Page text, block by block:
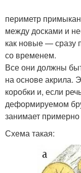
периметр
между досками и
как новые — сразу
со временем.
Все они должны
на основе акрила.
коробки и, если
деформируемом
занимает примерно
Схема такая: